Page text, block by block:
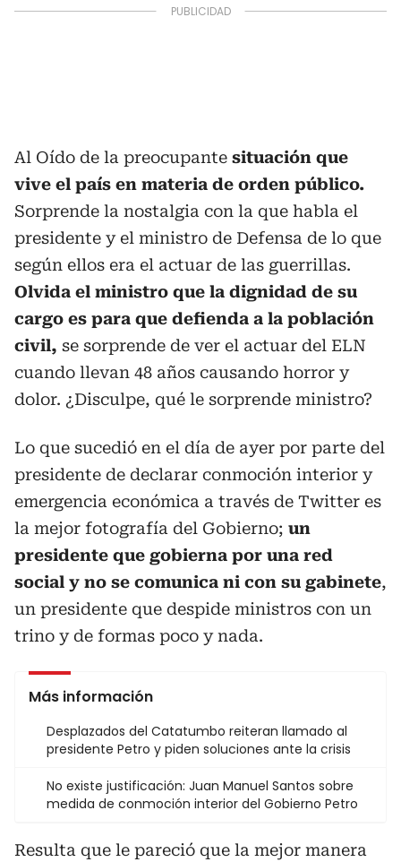
Al Oído de la preocupante situación que
vive el país en materia de orden público.
Sorprende la nostalgia con la que habla el
presidente y el ministro de Defensa de lo que
según ellos era el actuar de las guerrillas.
Olvida el ministro que la dignidad de su
cargo es para que defienda a la población
civil, se sorprende de ver el actuar del ELN
cuando llevan 48 años causando horror y
dolor. ¿Disculpe, qué le sorprende ministro?
Lo que sucedió en el día de ayer por parte del
presidente de declarar conmoción interior y
emergencia económica a través de Twitter es
la mejor fotografía del Gobierno; un
presidente que gobierna por una red
social y no se comunica ni con su gabinete,
un presidente que despide ministros con un
trino y de formas poco y nada.
Más información
Desplazados del Catatumbo reiteran llamado al
presidente Petro y piden soluciones ante la crisis
No existe justificación: Juan Manuel Santos sobre
medida de conmoción interior del Gobierno Petro
Resulta que le pareció que la mejor manera